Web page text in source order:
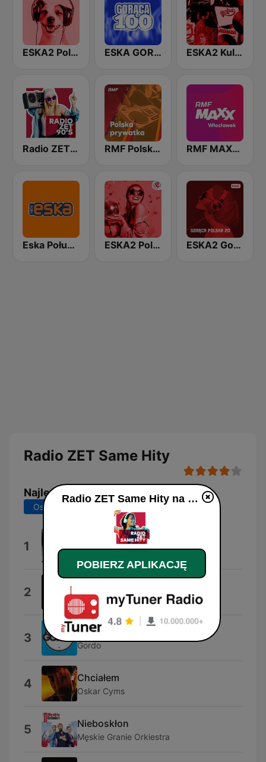
ESKA2 Polskie Na Czasie ESKA GORĄCA 100 ESKA2 Kultowe Polskie
Radio ZET 90 RMF Polska prywatka RMF MAXX Włocławek
Eska Południe ESKA2 Polska Impreza ESKA2 Gorąca polska 20
Radio ZET Same Hity
Najlepsze piosenki
Ostatnie 7 dni Ostatnie 30 dni
1 Kamikadze
2 Prezes
3 Loco
Gordo
4 Chciałem
Oskar Cyms
5 Nieboskłon
Męskie Granie Orkiestra
Radio ZET Same Hity na żywo
POBIERZ APLIKACJĘ